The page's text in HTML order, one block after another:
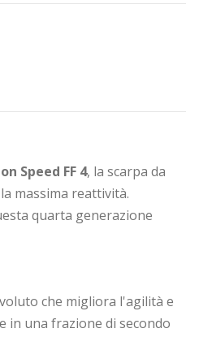
Speed FF 4, la scarpa da
massima reattività.
quarta generazione
che migliora l'agilità e
in una frazione di secondo